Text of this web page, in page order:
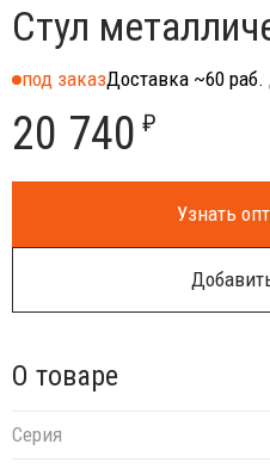
Стул
под заказДоставка ~60
20 740 ₽
Узнать
О товаре
Серия